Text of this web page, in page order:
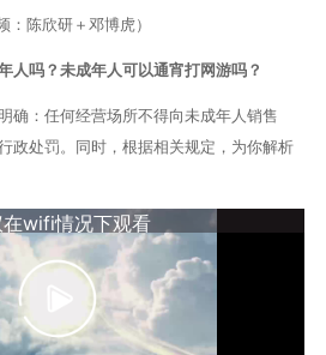
：陈欣研＋邓博虎）
人吗？未成年人可以通宵打网游吗？
确：任何经营场所不得向未成年人销售
政处罚。同时，根据相关规定，为你解析